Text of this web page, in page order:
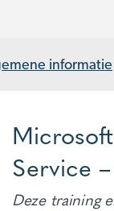
informatie
Service
Deze training